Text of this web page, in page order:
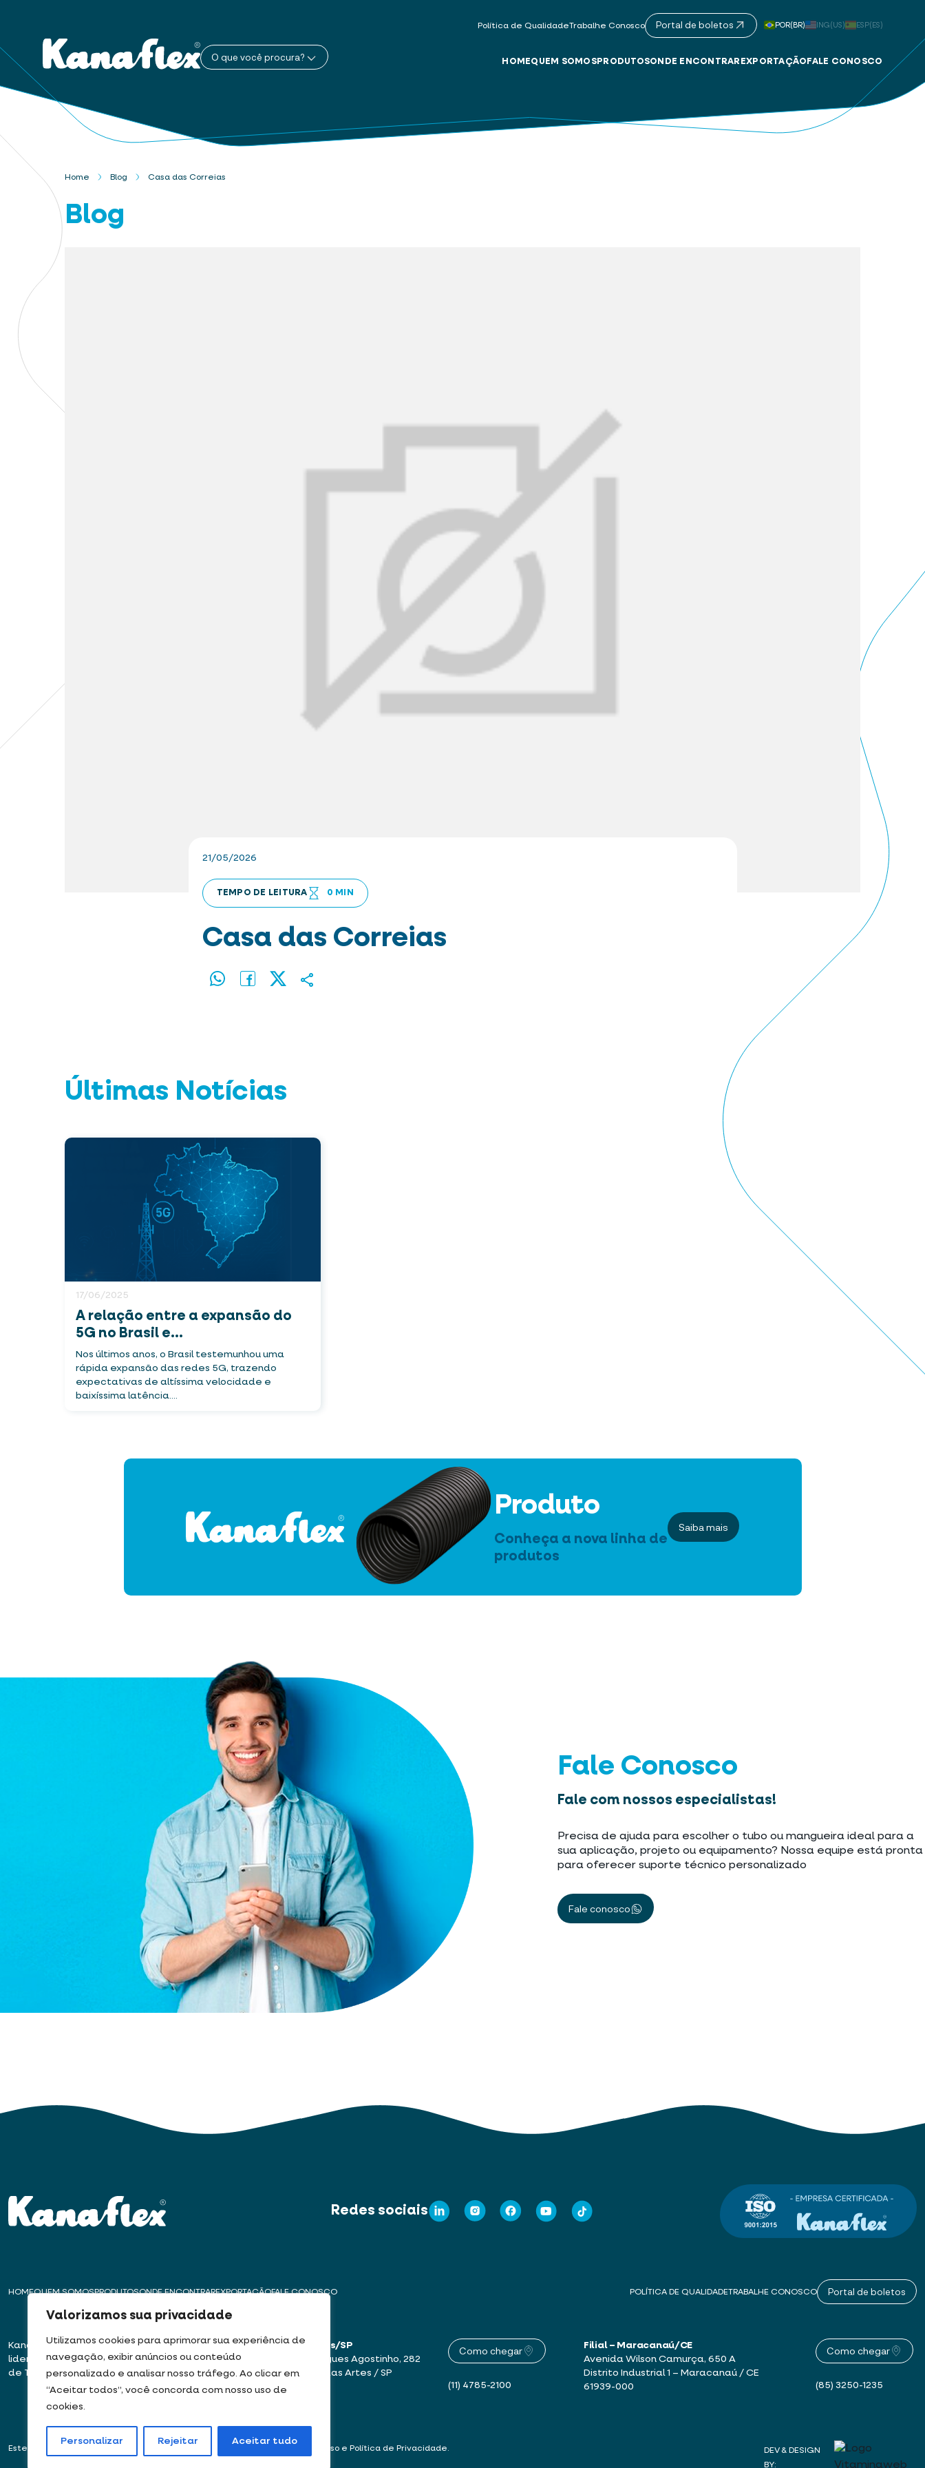
Valorizamos sua privacidade
Utilizamos cookies para aprimorar sua experiência de
navegação, exibir anúncios ou conteúdo
personalizado e analisar nosso tráfego. Ao clicar em
“Aceitar todos”, você concorda com nosso uso de
cookies.
Personalizar Rejeitar Aceitar tudo
Política de QualidadeTrabalhe Conosco Portal de boletos POR(BR) ING(US) ESP(ES)
O que você procura? HOMEQUEM SOMOS PRODUTOSONDE ENCONTRAR EXPORTAÇÃO FALE CONOSCO
Home Blog Casa das Correias
Blog
21/05/2026
TEMPO DE LEITURA 0 MIN
Casa das Correias
Últimas Notícias
17/06/2025
A relação entre a expansão do
5G no Brasil e...
Nos últimos anos, o Brasil testemunhou uma
rápida expansão das redes 5G, trazendo
expectativas de altíssima velocidade e
baixíssima latência....
Produto
Conheça a nova linha de
produtos
Saiba mais
Fale Conosco
Fale com nossos especialistas!
Precisa de ajuda para escolher o tubo ou mangueira ideal para a
sua aplicação, projeto ou equipamento? Nossa equipe está pronta
para oferecer suporte técnico personalizado
Fale conosco
Redes sociais
HOMEQUEM SOMOSPRODUTOSONDE ENCONTRAREXPORTAÇÃOFALE CONOSCO POLÍTICA DE QUALIDADETRABALHE CONOSCO Portal de boletos
Kanaflex – Há mais de 50 anos
liderando a inovação na produção
de Tubos, Dutos e Mangueiras
Matriz – Embu das Artes/SP
Rua José Semião Rodrigues Agostinho, 282
Bairro Quinhaú – Embu das Artes / SP
06833-905
Como chegar
(11) 4785-2100
Filial – Maracanaú/CE
Avenida Wilson Camurça, 650 A
Distrito Industrial 1 – Maracanaú / CE
61939-000
Como chegar
(85) 3250-1235
Este site usa cookies e dados pessoais de acordo com os nossos Termos de Uso e Política de Privacidade.
DEV & DESIGN
BY: